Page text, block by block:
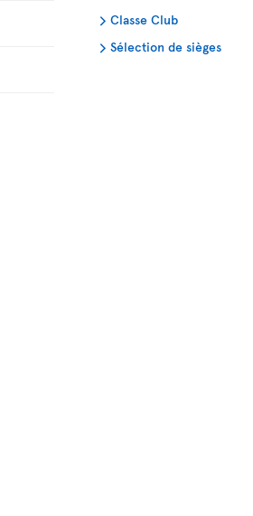
Classe Club
Sélection de sièges